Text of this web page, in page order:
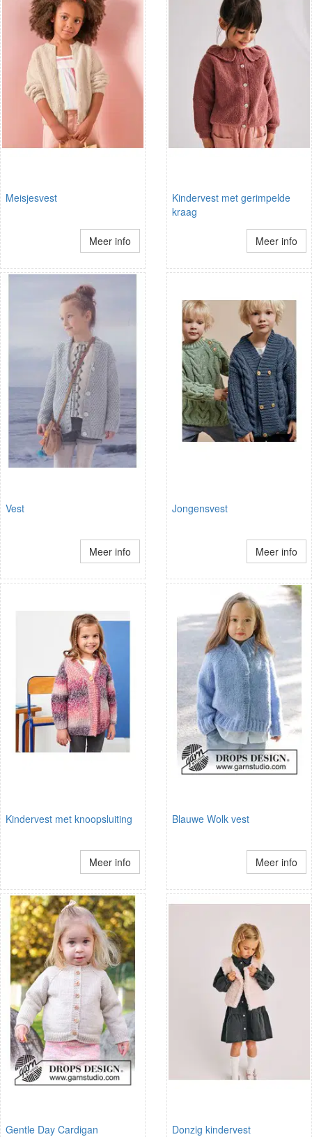
Meisjesvest
Meer info
Kindervest met gerimpelde
kraag
Meer info
Vest
Meer info
Jongensvest
Meer info
Kindervest met knoopsluiting
Meer info
Blauwe Wolk vest
Meer info
Gentle Day Cardigan Donzig kindervest